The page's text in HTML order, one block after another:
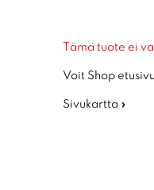
Tämä tuote ei
Voit Shop
Sivukartta »